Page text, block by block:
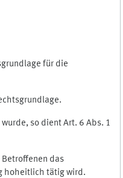
für die
so dient Art. 6 Abs. 1
das
hoheitlich tätig wird.